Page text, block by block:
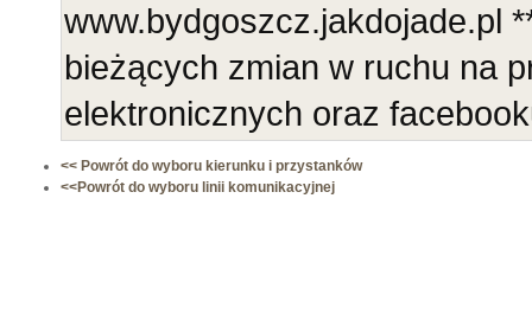
www.bydgoszcz.jakdojade.pl
bieżących zmian w ruchu na
elektronicznych oraz
<< Powrót do wyboru kierunku i przystanków
<<Powrót do wyboru linii komunikacyjnej